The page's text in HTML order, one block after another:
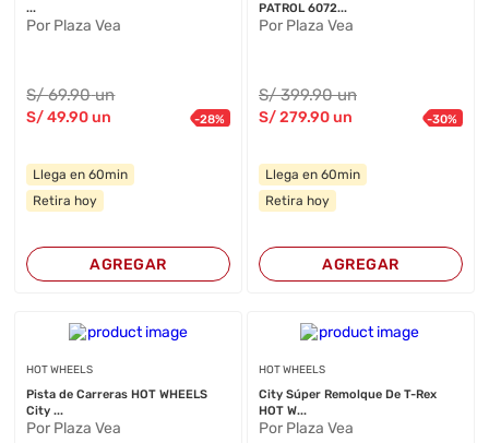
...
Por Plaza Vea
S/69.90 un
S/49.90 un -28%
Llega en 60min
Retira hoy
AGREGAR
PATROL 6072...
Por Plaza Vea
S/399.90 un
S/279.90un -30%
Llega en 60min
Retira hoy
AGREGAR
HOT WHEELS
Pista de Carreras HOT WHEELS
City ...
Por Plaza Vea
HOT WHEELS
City Súper Remolque De T-Rex
HOT W...
Por Plaza Vea